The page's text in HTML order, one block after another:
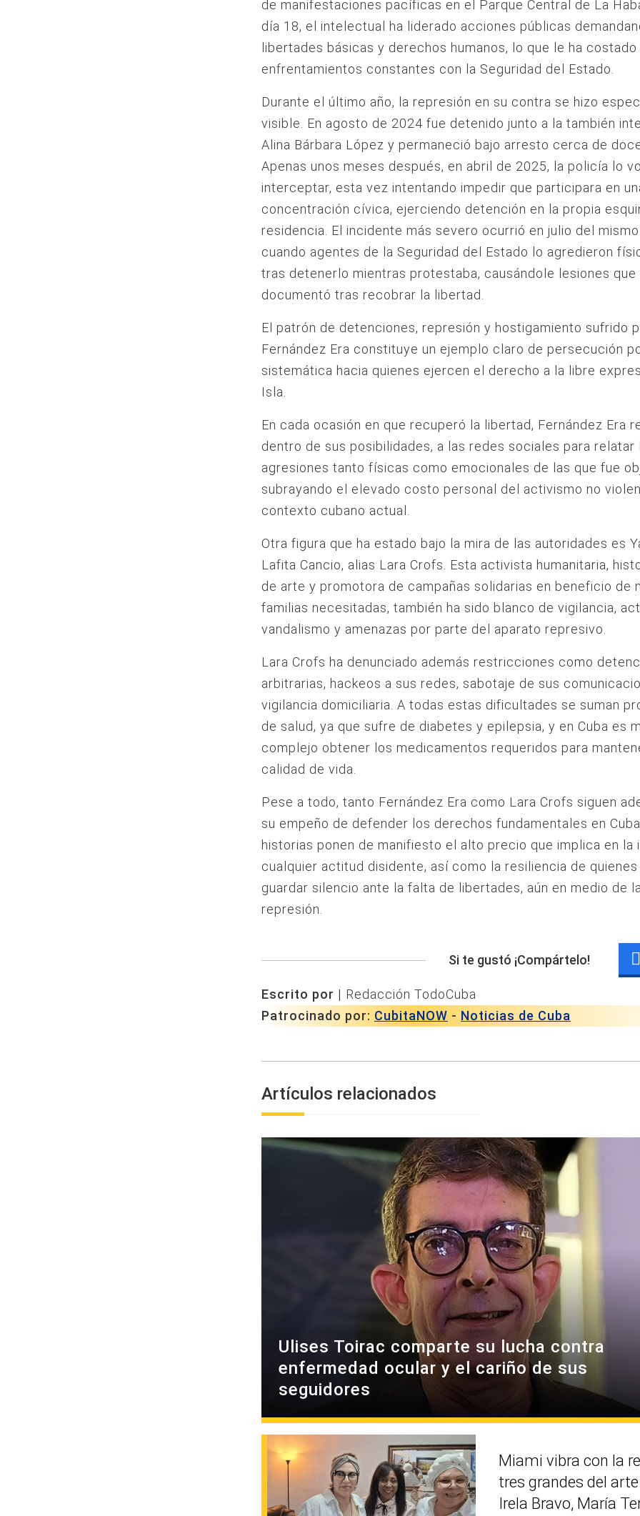
de manifestaciones pacíficas en el Parque Central de La
día 18, el intelectual ha liderado acciones públicas
libertades básicas y derechos humanos, lo que le ha costado
enfrentamientos constantes con la Seguridad del Estado.
Durante el último año, la represión en su contra se hizo
visible. En agosto de 2024 fue detenido junto a la también
Alina Bárbara López y permaneció bajo arresto cerca de
Apenas unos meses después, en abril de 2025, la policía lo
interceptar, esta vez intentando impedir que participara en
concentración cívica, ejerciendo detención en la propia
residencia. El incidente más severo ocurrió en julio del
cuando agentes de la Seguridad del Estado lo agredieron
tras detenerlo mientras protestaba, causándole lesiones que
documentó tras recobrar la libertad.
El patrón de detenciones, represión y hostigamiento sufrido
Fernández Era constituye un ejemplo claro de persecución
sistemática hacia quienes ejercen el derecho a la libre
Isla.
En cada ocasión en que recuperó la libertad, Fernández Era
dentro de sus posibilidades, a las redes sociales para relatar
agresiones tanto físicas como emocionales de las que fue
subrayando el elevado costo personal del activismo no
contexto cubano actual.
Otra figura que ha estado bajo la mira de las autoridades es
Lafita Cancio, alias Lara Crofs. Esta activista humanitaria,
de arte y promotora de campañas solidarias en beneficio de
familias necesitadas, también ha sido blanco de vigilancia,
vandalismo y amenazas por parte del aparato represivo.
Lara Crofs ha denunciado además restricciones como
arbitrarias, hackeos a sus redes, sabotaje de sus
vigilancia domiciliaria. A todas estas dificultades se suman
de salud, ya que sufre de diabetes y epilepsia, y en Cuba es
complejo obtener los medicamentos requeridos para
calidad de vida.
Pese a todo, tanto Fernández Era como Lara Crofs siguen
su empeño de defender los derechos fundamentales en
historias ponen de manifiesto el alto precio que implica en la
cualquier actitud disidente, así como la resiliencia de
guardar silencio ante la falta de libertades, aún en medio de
represión.
Si te gustó ¡Compártelo!
Escrito por | Redacción TodoCuba
Patrocinado por: CubitaNOW - Noticias de Cuba
Artículos relacionados
Ulises Toirac comparte su lucha contra
enfermedad ocular y el cariño de sus
seguidores
Miami vibra con la
tres grandes del
Irela Bravo, María